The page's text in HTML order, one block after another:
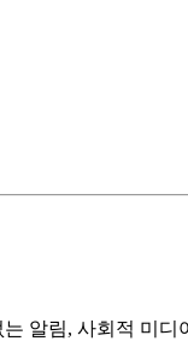
알림, 사회적 미디